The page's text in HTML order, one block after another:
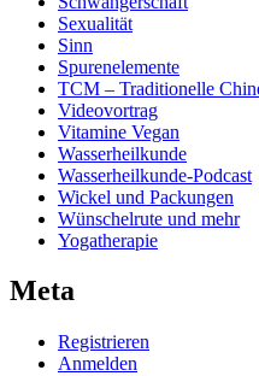
Sexualität
Sinn
Spurenelemente
TCM – Traditionelle
Videovortrag
Vitamine Vegan
Wasserheilkunde
Wasserheilkunde-Podcast
Wickel und Packungen
Wünschelrute und mehr
Yogatherapie
Meta
Registrieren
Anmelden